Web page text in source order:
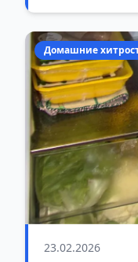
Домашние
23.02.2026